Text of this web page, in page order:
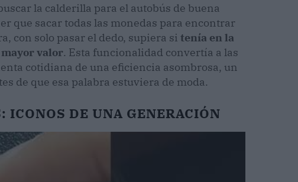
la calderilla para el autobús de buena
que sacar todas las monedas para encontrar
con solo pasar el dedo, supiera si tenía en la
mayor valor. Esta funcionalidad convertía a las
cotidiana de una eficiencia asombrosa, un
de que esa palabra estuviera de moda.
ICONOS DE UNA GENERACIÓN